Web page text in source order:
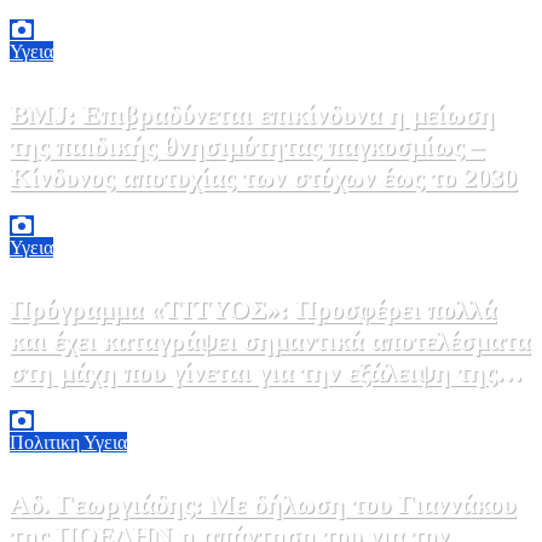
Υγεια
BMJ: Επιβραδύνεται επικίνδυνα η μείωση
της παιδικής θνησιμότητας παγκοσμίως –
Κίνδυνος αποτυχίας των στόχων έως το 2030
Υγεια
Πρόγραμμα «ΤΙΤΥΟΣ»: Προσφέρει πολλά
και έχει καταγράψει σημαντικά αποτελέσματα
στη μάχη που γίνεται για την εξάλειψη της
ηπατίτιδας C
ΠολιτικηΥγεια
Αδ. Γεωργιάδης: Με δήλωση του Γιαννάκου
της ΠΟΕΔΗΝ η απάντηση του για τον